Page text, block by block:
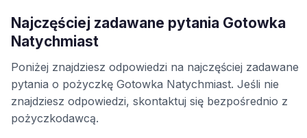
Najczęściej zadawane pytania Gotowka
Natychmiast
Poniżej znajdziesz odpowiedzi na najczęściej zadawane
pytania o pożyczkę Gotowka Natychmiast. Jeśli nie
znajdziesz odpowiedzi, skontaktuj się bezpośrednio z
pożyczkodawcą.